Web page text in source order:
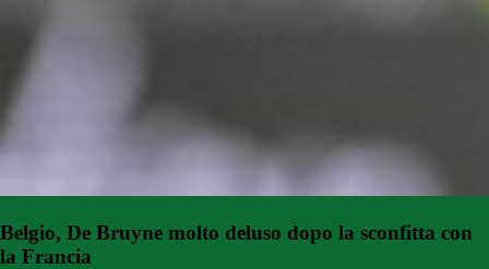
Belgio, De Bruyne molto deluso dopo la sconfitta con
la Francia